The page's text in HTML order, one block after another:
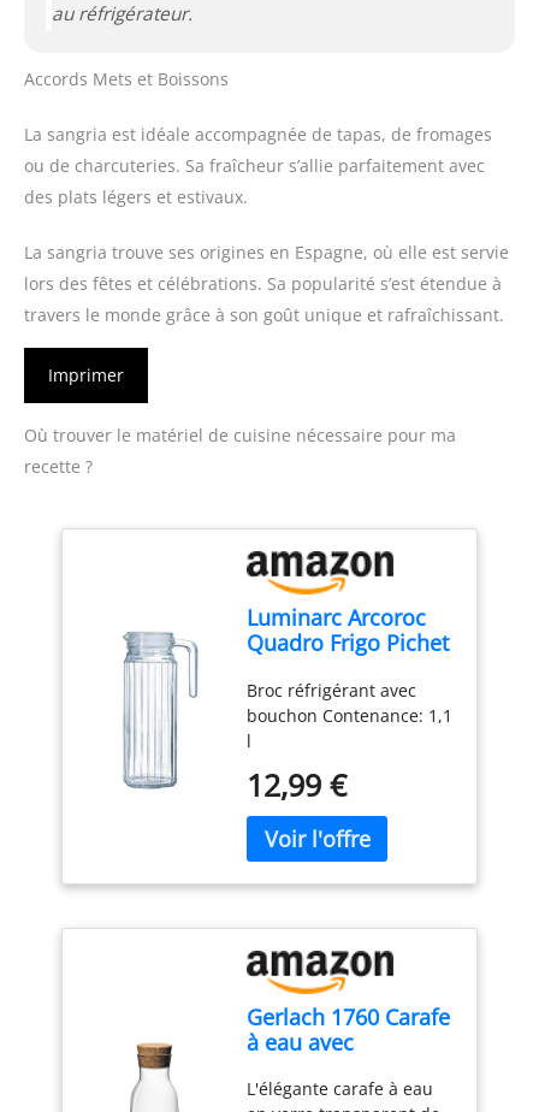
au réfrigérateur.
Accords Mets et Boissons
La sangria est idéale accompagnée de tapas, de fromages
ou de charcuteries. Sa fraîcheur s’allie parfaitement avec
des plats légers et estivaux.
La sangria trouve ses origines en Espagne, où elle est servie
lors des fêtes et célébrations. Sa popularité s’est étendue à
travers le monde grâce à son goût unique et rafraîchissant.
Imprimer
Où trouver le matériel de cuisine nécessaire pour ma
recette ?
Luminarc Arcoroc
Quadro Frigo Pichet
110cl, 1 Pichet,
Blanc
Broc réfrigérant avec
bouchon Contenance: 1,1
l
12,99 €
Gerlach 1760 Carafe
à eau avec
verre Couvercle en
L'élégante carafe à eau